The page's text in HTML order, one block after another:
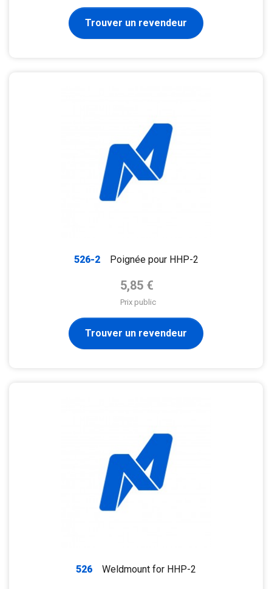
Trouver un revendeur
526-2
Poignée pour HHP-2
Prix de base
5,85 €
Prix public
Trouver un revendeur
526
Weldmount for HHP-2